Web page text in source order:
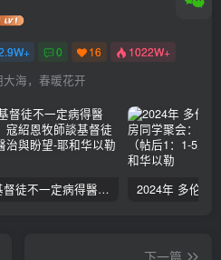
0 16 1022W+
海，春暖花开
基督徒不一定病得醫治？寇紹恩牧師談基督徒的醫治與盼望